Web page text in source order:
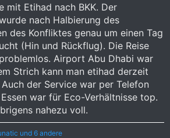
mit Etihad nach BKK. Der
nach Halbierung des
des Konfliktes genau um einen Tag
(Hin und Rückflug). Die Reise
Airport Abu Dhabi war
Strich kann man etihad derzeit
der Service war per Telefon
war für Eco-Verhältnisse top.
nahezu voll.
und 6 andere